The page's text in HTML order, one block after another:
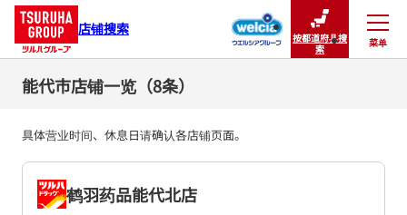
店铺搜索
按都道府县搜
索
菜单
关闭
能代市店铺一览（8条）
具体营业时间、休息日请确认各店铺页面。
鹤羽药品能代北店